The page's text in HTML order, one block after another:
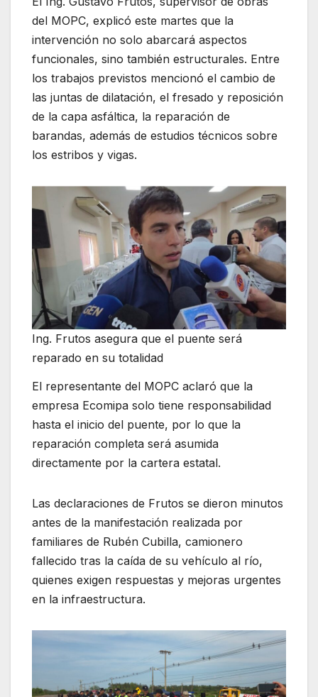
del MOPC, explicó este martes que la
intervención no solo abarcará aspectos
funcionales, sino también estructurales. Entre
los trabajos previstos mencionó el cambio de
las juntas de dilatación, el fresado y reposición
de la capa asfáltica, la reparación de
barandas, además de estudios técnicos sobre
los estribos y vigas.
Ing. Frutos asegura que el puente será
reparado en su totalidad
El representante del MOPC aclaró que la
empresa Ecomipa solo tiene responsabilidad
hasta el inicio del puente, por lo que la
reparación completa será asumida
directamente por la cartera estatal.
Las declaraciones de Frutos se dieron minutos
antes de la manifestación realizada por
familiares de Rubén Cubilla, camionero
fallecido tras la caída de su vehículo al río,
quienes exigen respuestas y mejoras urgentes
en la infraestructura.